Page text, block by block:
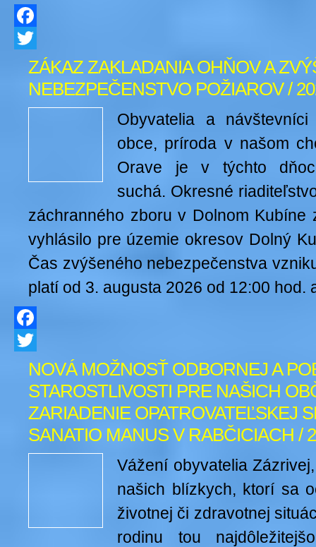
Facebook
Twitter
ZÁKAZ ZAKLADANIA OHŇOV A
NEBEZPEČENSTVO POŽIAROV /
Obyvatelia a
obce, príroda v našom
Orave je v týchto
suchá. Okresné
záchranného zboru v Dolnom Kubíne
vyhlásilo pre územie okresov Dolný
Čas zvýšeného nebezpečenstva
platí od 3. augusta 2026 od 12:00
Facebook
Twitter
NOVÁ MOŽNOSŤ ODBORNEJ A
STAROSTLIVOSTI PRE NAŠICH
ZARIADENIE OPATROVATEĽSKEJ
SANATIO MANUS V RABČICIACH /
Vážení obyvatelia
našich blízkych, ktorí sa
životnej či zdravotnej
rodinu tou